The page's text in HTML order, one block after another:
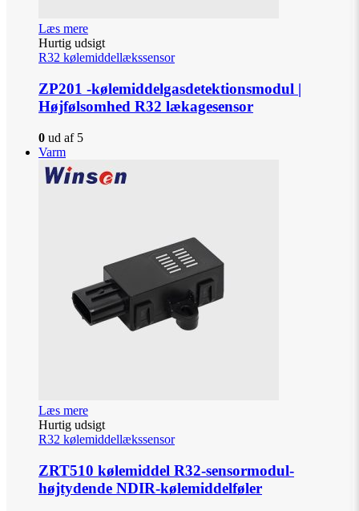
Læs mere
Hurtig udsigt
R32 kølemiddellækssensor
ZP201 -kølemiddelgasdetektionsmodul |
Højfølsomhed R32 lækagesensor
0 ud af 5
Varm
Læs mere
Hurtig udsigt
R32 kølemiddellækssensor
ZRT510 kølemiddel R32-sensormodul-
højtydende NDIR-kølemiddelføler